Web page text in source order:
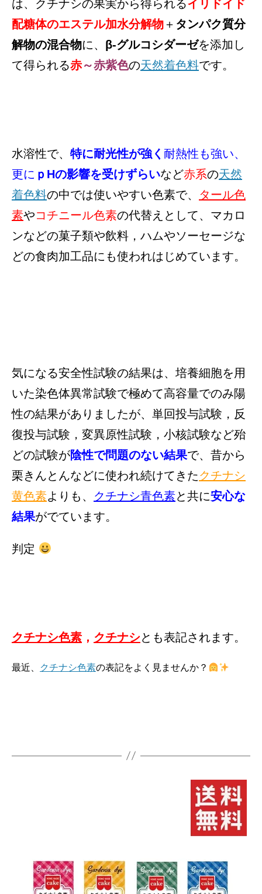
は、クチナシの果実から得られるイリドイド
配糖体のエステル加水分解物＋ タンパク質分
解物の混合物に、 β-グルコシダーゼを添加し
て得られる赤～赤紫色の天然着色料です。
水溶性で、 特に耐光性が強く 耐熱性も強い、
更に ｐHの影響を受けずらいなど赤系の天然
着色料の中では使いやすい色素で、 タール色
素やコチニール色素の代替えとして、マカロ
ンなどの菓子類や飲料，ハムやソーセージな
どの食肉加工品にも使われはじめています。
気になる安全性試験の結果は、培養細胞を用
いた染色体異常試験で極めて高容量でのみ陽
性の結果がありましたが、 単回投与試験， 反
復投与試験， 変異原性試験，小核試験など殆
どの試験が陰性で問題のない結果で、 昔から
栗きんとんなどに使われ続けてきたクチナシ
黄色素よりも、 クチナシ青色素と共に安心な
結果がでています。
判定
クチナシ色素 ， クチナシとも表記されます。
最近、 クチナシ色素の表記をよく見ませんか？